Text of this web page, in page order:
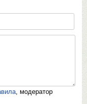
, модератор